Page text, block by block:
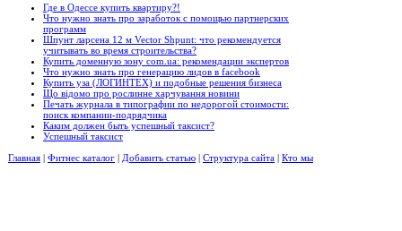
Где в Одессе купить квартиру?!
Что нужно знать про заработок с помощью партнерских
программ
Шпунт ларсена 12 м Vector Shpunt: что рекомендуется
учитывать во время строительства?
Купить доменную зону com.ua: рекомендации экспертов
Что нужно знать про генерацию лидов в facebook
Купить уза (ЛОГИНТЕХ) и подобные решения бизнеса
Що відомо про рослинне харчування новини
Печать журнала в типографии по недорогой стоимости:
поиск компании-подрядчика
Каким должен быть успешный таксист?
Успешный таксист
Главная | Фитнес каталог | Добавить статью | Структура сайта | Кто мы